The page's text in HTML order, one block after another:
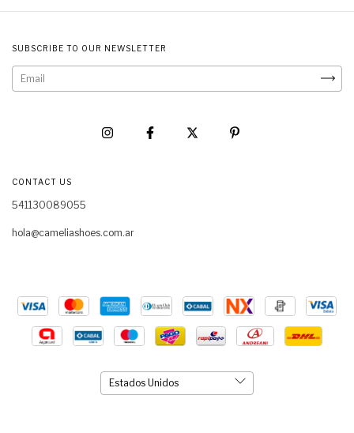
SUBSCRIBE TO OUR NEWSLETTER
CONTACT US
541130089055
hola@cameliashoes.com.ar